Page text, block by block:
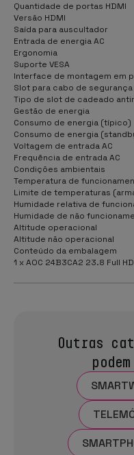
Quantidade de portas HDMI
Versão HDMI
Saída para auscultador
Entrada de energia AC
Ergonomia
Suporte VESA
Interface de montagem em
Slot para cabo de segurança
Tipo de slot de cadeado
Gestão de energia
Consumo de energia (típico)
Consumo de energia
Voltagem de entrada AC
Frequência de entrada AC
Condições ambientais
Temperatura de
Limite de temperaturas
Humidade relativa de
Humidade de não
Altitude operacional
Altitude não operacional
Conteúdo da embalagem
1 x AOC 24B3CA2 23.8 Full
Outras